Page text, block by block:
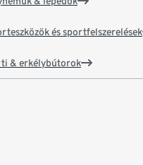
és sportfelszerelések
& erkélybútorok